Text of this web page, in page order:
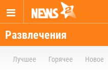
Развлечения
Лучшее Горячее Новое